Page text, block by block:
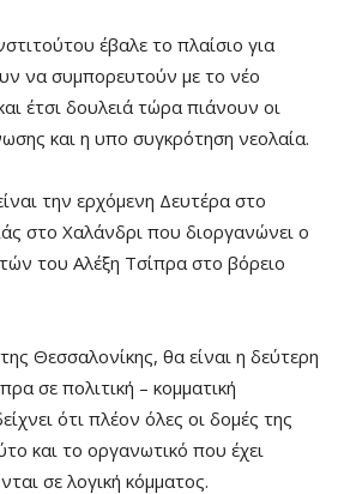
έβαλε το πλαίσιο για
να συμπορευτούν με το νέο
έτσι δουλειά τώρα πιάνουν οι
και η υπο συγκρότηση νεολαία.
την ερχόμενη Δευτέρα στο
στο Χαλάνδρι που διοργανώνει ο
του Αλέξη Τσίπρα στο βόρειο
Θεσσαλονίκης, θα είναι η δεύτερη
σε πολιτική – κομματική
ότι πλέον όλες οι δομές της
και το οργανωτικό που έχει
σε λογική κόμματος.